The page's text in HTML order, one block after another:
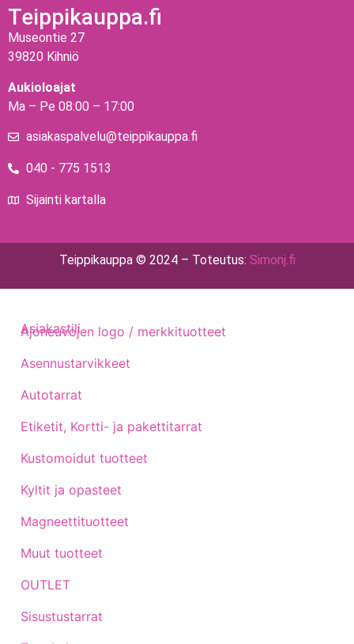
Teippikauppa.fi
Museontie 27
39820 Kihniö
Aukioloajat
Ma – Pe 08:00 – 17:00
asiakaspalvelu@teippikauppa.fi
040 - 775 1513
Sijainti kartalla
Teippikauppa © 2024 – Toteutus: Simonj.fi
Ajoneuvojen logo / merkkituotteet
Asennustarvikkeet
Autotarrat
Etiketit, Kortti- ja pakettitarrat
Kustomoidut tuotteet
Kyltit ja opasteet
Magneettituotteet
Muut tuotteet
OUTLET
Sisustustarrat
Asiakastili